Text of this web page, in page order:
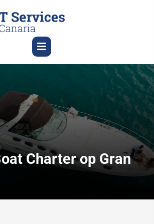
Charter op Gran